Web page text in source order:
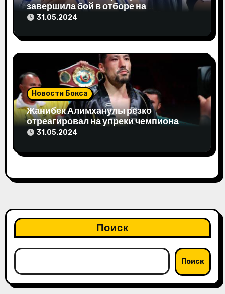
я
м
завершила бой в отборе на
Олимпиаду-2024
31.05.2024
Новости Бокса
Жанибек Алимханулы резко
отреагировал на упреки чемпиона
мира
31.05.2024
Поиск
Поиск